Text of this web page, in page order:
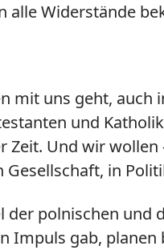
alle Widerstände
mit uns geht, auch
und
Zeit. Und wir wollen
in
der polnischen und
Impuls gab, planen